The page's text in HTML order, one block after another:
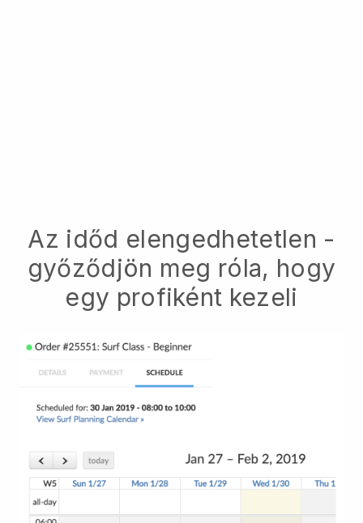
Az időd elengedhetetlen -
győződjön meg róla, hogy
egy profiként kezeli